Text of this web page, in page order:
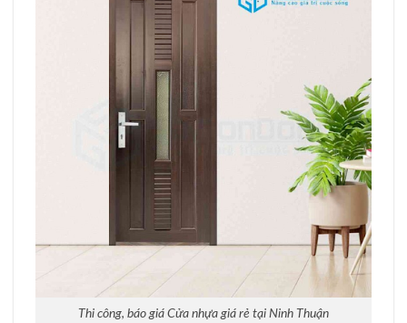
Thi công, báo giá Cửa nhựa giá rẻ tại Ninh Thuận